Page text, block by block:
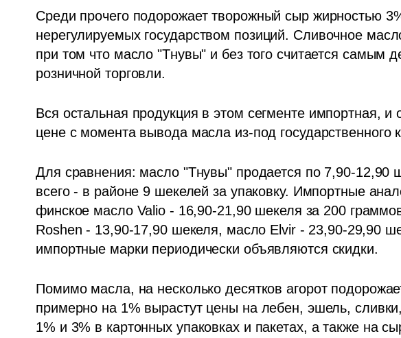
Среди прочего подорожает творожный сыр жирностью
нерегулируемых государством позиций. Сливочное
при том что масло "Тнувы" и без того считается самым
розничной торговли.
Вся остальная продукция в этом сегменте импортная, и
цене с момента вывода масла из-под государственного
Для сравнения: масло "Тнувы" продается по 7,90-12,90
всего - в районе 9 шекелей за упаковку. Импортные
финское масло Valio - 16,90-21,90 шекеля за 200
Roshen - 13,90-17,90 шекеля, масло Elvir - 23,90-29,90
импортные марки периодически объявляются скидки.
Помимо масла, на несколько десятков агорот
примерно на 1% вырастут цены на лебен, эшель,
1% и 3% в картонных упаковках и пакетах, а также на